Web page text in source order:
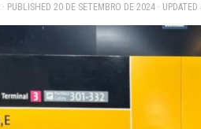
· PUBLISHED 20 DE SETEMBRO DE 2024 · UPDATED